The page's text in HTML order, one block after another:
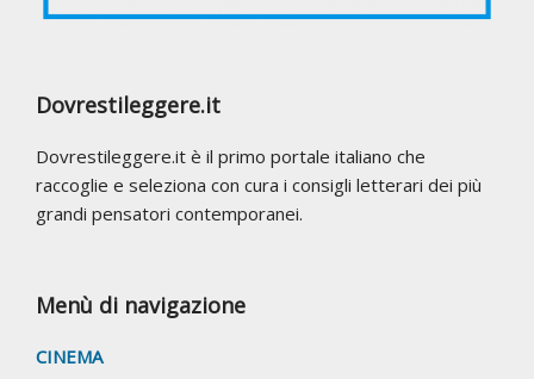
Dovrestileggere.it
Dovrestileggere.it è il primo portale italiano che
raccoglie e seleziona con cura i consigli letterari dei più
grandi pensatori contemporanei.
Menù di navigazione
CINEMA